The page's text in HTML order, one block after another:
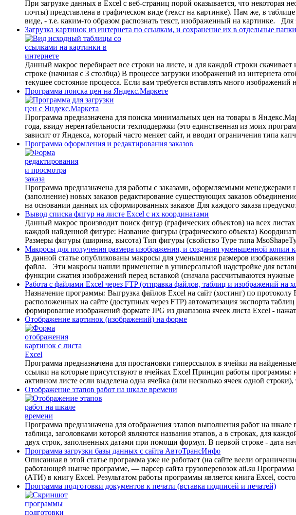
При загрузке данных в Excel с веб-страниц порой оказывается, что некоторая
почты) представлена в графическом виде (текст на картинке). Нам же, в
виде, - т.е. каким-то образом распознать текст, изображенный на картинке.
Загрузка картинок из интернета по ссылкам, и сохранение их в отдельные папки
Данный макрос перебирает все строки на листе, и для каждой строки
строке (начиная с 3 столбца) В процессе загрузки изображений из интернета
текущее состояние процесса. Если вам требуется вставлять много
Программа поиска цен на Яндекс.Маркете
Программа предназначена для поиска минимальных цен на товары в
года, ввиду нерентабельности техподдержки (это единственная из моих
зависит от Яндекса, который часто меняет сайт, и вводит ограничения типа
Программа оформления и редактирования заказов
Программа предназначена для работы с заказами, оформляемыми
(заполнение) новых заказов редактирование существующих заказов
на основании данных их сформированных заказов Для каждого заказа
Вывод списка фигур на листе Excel с их координатами
Данный макрос производит поиск фигур (графических объектов) на всех
каждой найденной фигуре: Название фигуры (графического объекта)
Размеры фигуры (ширина, высота) Тип фигуры (свойство Type типа
Макросы для получения размера изображения, и создания уменьшенной копии
В данной статье опубликованы макросы для уменьшения размеров
файла. Эти макросы нашли применение в универсальной надстройке для
функции сжатия изображений перед вставкой (сначала рассчитываются
Работа с файлами Excel через FTP (отправка файлов, таблиц и изображений на
Назначение программы: Выгрузка файлов Excel на сайт (хостинг) по протоколу
расположенных на сайте (доступных через FTP) автоматизация экспорта
формирование изображений формате JPG из диапазона ячеек листа Excel -
Отображение картинок (изображений) на форме
Программа предназначена для простановки гиперссылок в ячейки на
ссылки на которые присутствуют в ячейках Excel Принцип работы программы:
активном листе если выделена одна ячейка (или несколько ячеек одной
Отображение этапов работ на шкале времени
Программа предназначена для отображения этапов выполнения работ на
таблица, заголовками которой являются названия этапов, а в строках, для
двух строк, заполненных датами при помощи формул. В первой строке - дата
Программа загрузки базы данных с сайта АвтоТрансИнфо
Описанная в этой статье программа уже не работает (на сайте веели
работающей нынче программе, — парсер сайта грузоперевозок ati.su Программа
(АТИ) в книгу Excel. Результатом работы программы является книга Excel,
Программа подготовки документов к печати (вставка подписей и печатей)